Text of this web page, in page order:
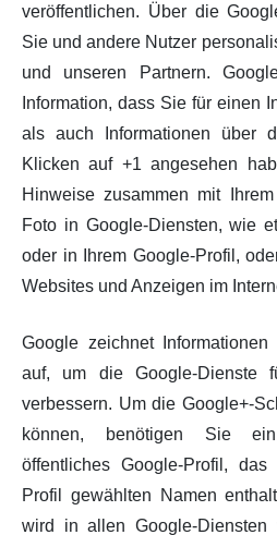
veröffentlichen. Über die
Sie und andere Nutzer
und unseren Partnern.
Information, dass Sie für einen
als auch Informationen über
Klicken auf +1 angesehen
Hinweise zusammen mit
Foto in Google-Diensten, wie
oder in Ihrem Google-Profil,
Websites und Anzeigen im
Google zeichnet
auf, um die Google-Dienste
verbessern. Um die Google+-
können, benötigen Sie
öffentliches Google-Profil,
Profil gewählten Namen
wird in allen Google-Diensten